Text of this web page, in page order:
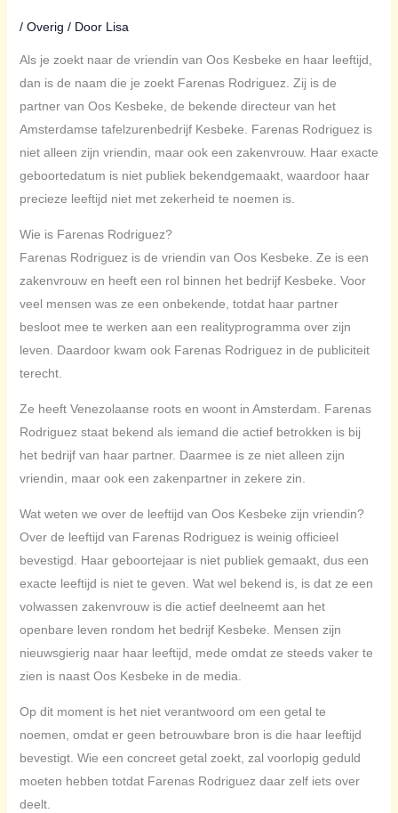
/ Overig / Door Lisa
Als je zoekt naar de vriendin van Oos Kesbeke en haar leeftijd,
dan is de naam die je zoekt Farenas Rodriguez. Zij is de
partner van Oos Kesbeke, de bekende directeur van het
Amsterdamse tafelzurenbedrijf Kesbeke. Farenas Rodriguez is
niet alleen zijn vriendin, maar ook een zakenvrouw. Haar exacte
geboortedatum is niet publiek bekendgemaakt, waardoor haar
precieze leeftijd niet met zekerheid te noemen is.
Wie is Farenas Rodriguez?
Farenas Rodriguez is de vriendin van Oos Kesbeke. Ze is een
zakenvrouw en heeft een rol binnen het bedrijf Kesbeke. Voor
veel mensen was ze een onbekende, totdat haar partner
besloot mee te werken aan een realityprogramma over zijn
leven. Daardoor kwam ook Farenas Rodriguez in de publiciteit
terecht.
Ze heeft Venezolaanse roots en woont in Amsterdam. Farenas
Rodriguez staat bekend als iemand die actief betrokken is bij
het bedrijf van haar partner. Daarmee is ze niet alleen zijn
vriendin, maar ook een zakenpartner in zekere zin.
Wat weten we over de leeftijd van Oos Kesbeke zijn vriendin?
Over de leeftijd van Farenas Rodriguez is weinig officieel
bevestigd. Haar geboortejaar is niet publiek gemaakt, dus een
exacte leeftijd is niet te geven. Wat wel bekend is, is dat ze een
volwassen zakenvrouw is die actief deelneemt aan het
openbare leven rondom het bedrijf Kesbeke. Mensen zijn
nieuwsgierig naar haar leeftijd, mede omdat ze steeds vaker te
zien is naast Oos Kesbeke in de media.
Op dit moment is het niet verantwoord om een getal te
noemen, omdat er geen betrouwbare bron is die haar leeftijd
bevestigt. Wie een concreet getal zoekt, zal voorlopig geduld
moeten hebben totdat Farenas Rodriguez daar zelf iets over
deelt.